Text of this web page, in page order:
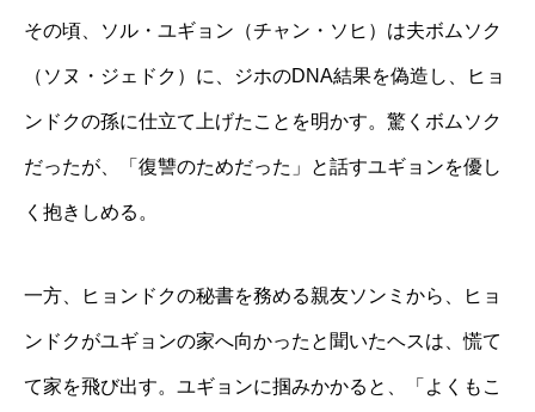
その頃、ソル・ユギョン（チャン・ソヒ）は夫ボムソク
（ソヌ・ジェドク）に、ジホのDNA結果を偽造し、ヒョ
ンドクの孫に仕立て上げたことを明かす。驚くボムソク
だったが、「復讐のためだった」と話すユギョンを優し
く抱きしめる。
一方、ヒョンドクの秘書を務める親友ソンミから、ヒョ
ンドクがユギョンの家へ向かったと聞いたヘスは、慌て
て家を飛び出す。ユギョンに掴みかかると、「よくもこ